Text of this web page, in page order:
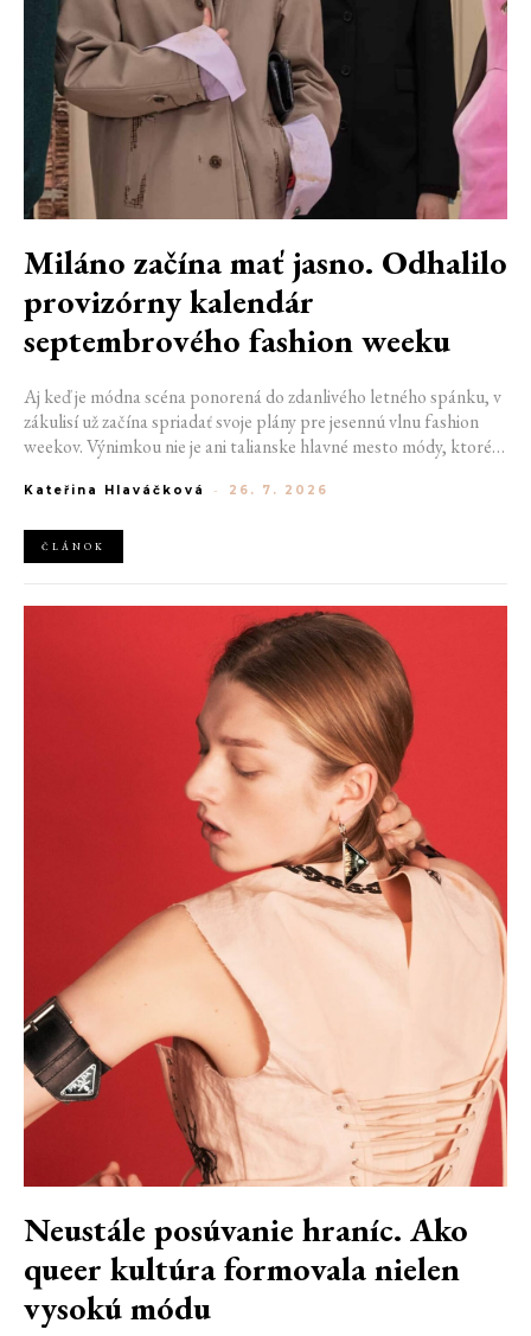
Miláno začína mať jasno. Odhalilo
provizórny kalendár
septembrového fashion weeku
Aj keď je módna scéna ponorená do zdanlivého letného spánku, v
zákulisí už začína spriadať svoje plány pre jesennú vlnu fashion
weekov. Výnimkou nie je ani talianske hlavné mesto módy, ktoré
od 22. do 28. septembra privíta tradičné mená, pozornosť však
značky Moschino.
Kateřina Hlaváčková - 26. 7. 2026
ČLÁNOK
Neustále posúvanie hraníc. Ako
queer kultúra formovala nielen
vysokú módu